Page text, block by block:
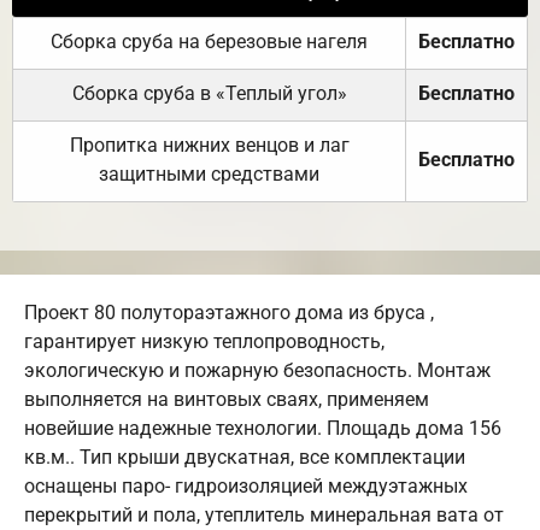
Сборка сруба на березовые нагеля Бесплатно
Сборка сруба в «Теплый угол» Бесплатно
Пропитка нижних венцов и лаг
защитными средствами
Бесплатно
Проект 80 полутораэтажного дома из бруса ,
гарантирует низкую теплопроводность,
экологическую и пожарную безопасность. Монтаж
выполняется на винтовых сваях, применяем
новейшие надежные технологии. Площадь дома 156
кв.м.. Тип крыши двускатная, все комплектации
оснащены паро- гидроизоляцией междуэтажных
перекрытий и пола, утеплитель минеральная вата от